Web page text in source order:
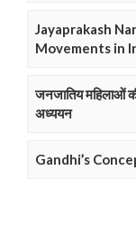
Jayaprakash
Movements in
जनजातिय महिलाओं
अध्ययन
Gandhi’s